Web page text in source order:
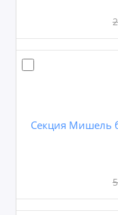
Секция Мишель